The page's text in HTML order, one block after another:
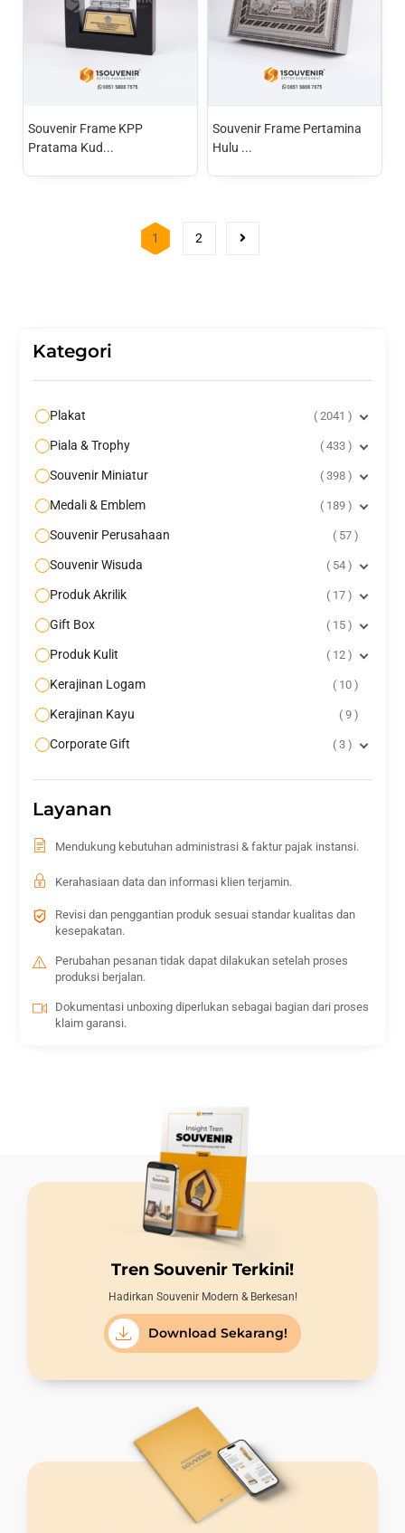
Souvenir Frame KPP
Pratama Kud...
Souvenir Frame Pertamina
Hulu ...
1 2
Kategori
Plakat 2041
Piala & Trophy 433
Souvenir Miniatur 398
Medali & Emblem 189
Souvenir Perusahaan 57
Souvenir Wisuda 54
Produk Akrilik 17
Gift Box 15
Produk Kulit 12
Kerajinan Logam 10
Kerajinan Kayu 9
Corporate Gift 3
Layanan
Mendukung kebutuhan administrasi & faktur pajak instansi.
Kerahasiaan data dan informasi klien terjamin.
Revisi dan penggantian produk sesuai standar kualitas dan
kesepakatan.
Perubahan pesanan tidak dapat dilakukan setelah proses
produksi berjalan.
Dokumentasi unboxing diperlukan sebagai bagian dari proses
klaim garansi.
Tren Souvenir Terkini!
Hadirkan Souvenir Modern & Berkesan!
Download Sekarang!